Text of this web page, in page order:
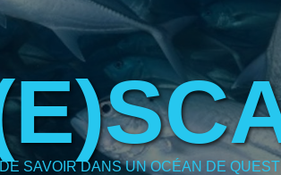
SAVOIR DANS UN OCÉAN DE